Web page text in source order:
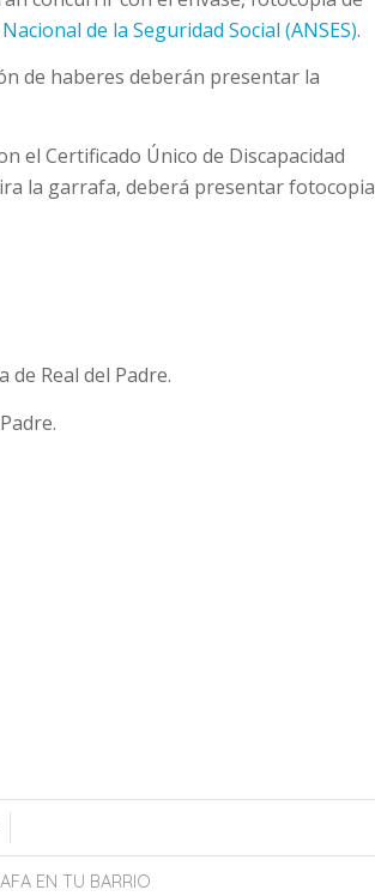
de la Seguridad Social (ANSES).
de haberes deberán presentar la
el Certificado Único de Discapacidad
la garrafa, deberá presentar fotocopia
de Real del Padre.
EN TU BARRIO